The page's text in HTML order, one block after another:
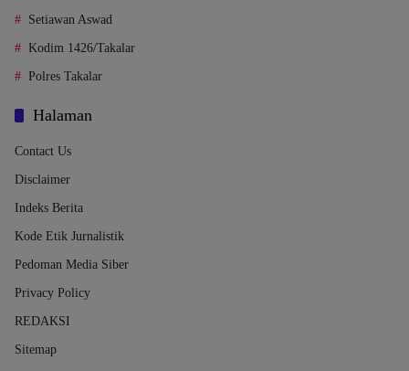
Setiawan Aswad
Kodim 1426/Takalar
Polres Takalar
Halaman
Contact Us
Disclaimer
Indeks Berita
Kode Etik Jurnalistik
Pedoman Media Siber
Privacy Policy
REDAKSI
Sitemap